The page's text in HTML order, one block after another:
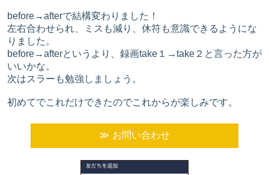
before→afterで結構変わりました！
左右合わせられ、ミスも減り、休符も意識できるようにな
りました。
before→afterというより、録画take１→take２と言った方が
いいかな。
次はスラーも勉強しましょう。
初めてでこれだけできたのでこれからが楽しみです。
お問い合わせ